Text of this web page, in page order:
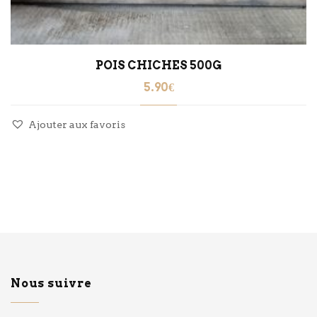
POIS CHICHES 500G
5.90€
Ajouter aux favoris
Nous suivre